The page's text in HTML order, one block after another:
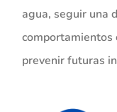
agua, seguir una
comportamientos
prevenir futuras